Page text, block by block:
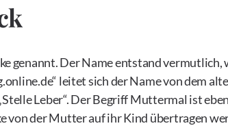
genannt. Der Name entstand vermutlich,
leitet sich der Name von dem
Leber“. Der Begriff Muttermal ist
von der Mutter auf ihr Kind übertragen